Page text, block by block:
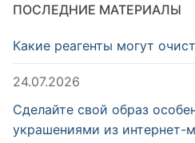
ПОСЛЕДНИЕ МАТЕРИАЛЫ
Какие реагенты могут
24.07.2026
Сделайте свой образ
украшениями из интернет-